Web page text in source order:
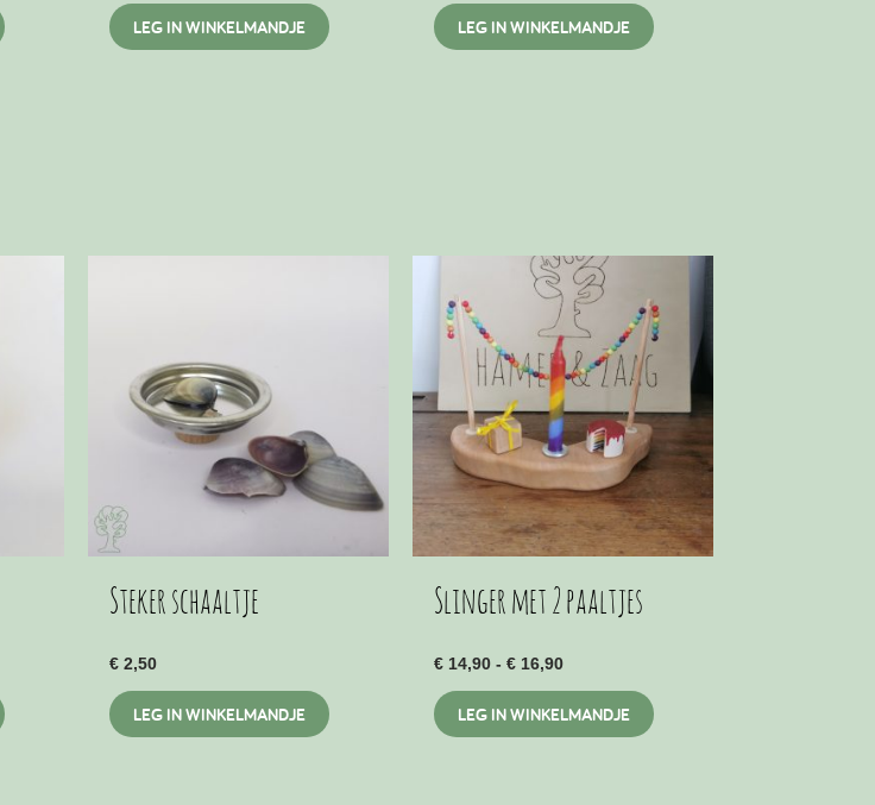
LEG IN WINKELMANDJE LEG IN WINKELMANDJE
Steker schaaltje
€ 2,50
LEG IN WINKELMANDJE
Slinger met 2 paaltjes
€ 14,90 - € 16,90Prijsklasse:
€ 16,90
LEG IN WINKELMANDJE